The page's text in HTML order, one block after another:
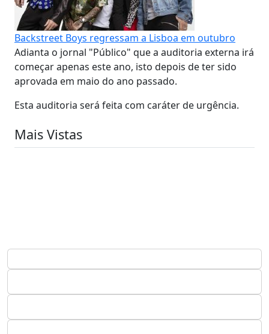
Backstreet Boys regressam a Lisboa em outubro
Adianta o jornal "Público" que a auditoria externa irá
começar apenas este ano, isto depois de ter sido
aprovada em maio do ano passado.
Esta auditoria será feita com caráter de urgência.
Mais Vistas